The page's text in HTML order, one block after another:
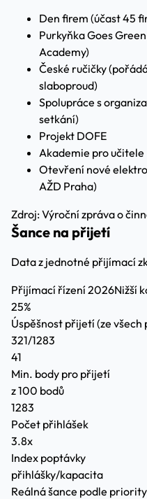
Den firem (účast 45
Purkyňka Goes
Academy)
České ručičky
slaboproud)
Spolupráce s
setkání)
Projekt DOFE
Akademie pro učitele
Otevření nové
AŽD Praha)
Zdroj: Výroční zpráva o
Šance na přijetí
Data z jednotné přijímací
Přijímací řízení 2026Nižší
25%
Úspěšnost přijetí(ze všech
321/1283
41
Min. body pro přijetí
z 100 bodů
1283
Počet přihlášek
3.8x
Index poptávky
přihlášky/kapacita
Reálná šance podle